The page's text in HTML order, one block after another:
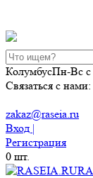
КолумбусПн-Вс с
Связаться с нами:
zakaz@raseia.ru
Вход |
Регистрация
0 шт.